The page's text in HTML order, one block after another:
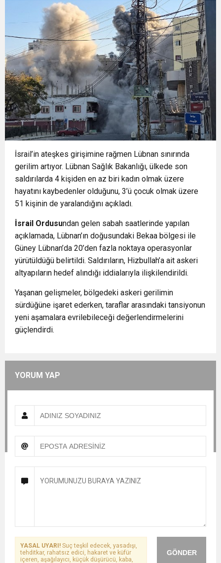
OTOPARKI BU AY HİZMETE AÇILACAK”
Başkan Şadi Özdemir, Esentepeliler’i dinledi
15:18 İzmir Büyükşehir Belediyesi’nden Zübeyde
Hanım Stadı açıklaması: Süreç emin adımlarla
ilerliyor
15:13 Osmangazi’de Kaldırımlar İşgalden Temizlendi
0:37 SATRANÇTA BURSA BÜYÜKŞEHİR FARKI
16:33 İLKLERİN FESTİVALİNDE ÇOCUKLAR DA ŞEN
ŞAKRAK
İsrail’in ateşkes girişimine rağmen Lübnan sınırında
gerilim artıyor. Lübnan Sağlık Bakanlığı, ülkede son
saldırılarda 4 kişiden en az biri kadın olmak üzere
hayatını kaybedenler olduğunu, 3’ü çocuk olmak üzere
51 kişinin de yaralandığını açıkladı.
İsrail Ordusundan gelen sabah saatlerinde yapılan
açıklamada, Lübnan’ın doğusundaki Bekaa bölgesi ile
Güney Lübnan’da 20’den fazla noktaya operasyonlar
yürütüldüğü belirtildi. Saldırıların, Hizbullah’a ait askeri
altyapıların hedef alındığı iddialarıyla ilişkilendirildi.
Yaşanan gelişmeler, bölgedeki askeri gerilimin
sürdüğüne işaret ederken, taraflar arasındaki tansiyonun
yeni aşamalara evrilebileceği değerlendirmelerini
güçlendirdi.
YORUM YAP
GÖNDER
YASAL UYARI! Suç teşkil edecek, yasadışı,
tehditkar, rahatsız edici, hakaret ve küfür
içeren, aşağılayıcı, küçük düşürücü, kaba,